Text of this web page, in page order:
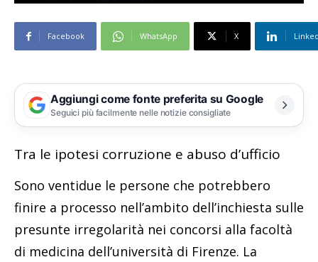
Facebook WhatsApp X
Aggiungi come fonte preferita su Google
Seguici più facilmente nelle notizie consigliate
Tra le ipotesi corruzione e abuso d’ufficio
Sono ventidue le persone che potrebbero
finire a processo nell’ambito dell’inchiesta sulle
presunte irregolarità nei concorsi alla facoltà
di medicina dell’università di Firenze. La